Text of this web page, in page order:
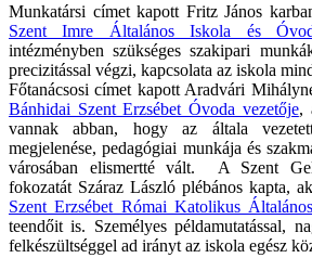
Munkatársi címet kapott Fritz János
Szent Imre Általános Iskola és
intézményben szükséges szakipari
precizitással végzi, kapcsolata az iskola
Főtanácsosi címet kapott Aradvári
Bánhidai Szent Erzsébet Óvoda vezetője,
vannak abban, hogy az általa
megjelenése, pedagógiai munkája és
városában elismertté vált. A Szent
fokozatát Száraz László plébános kapta,
Szent Erzsébet Római Katolikus
teendőit is. Személyes példamutatással,
felkészültséggel ad irányt az iskola egész